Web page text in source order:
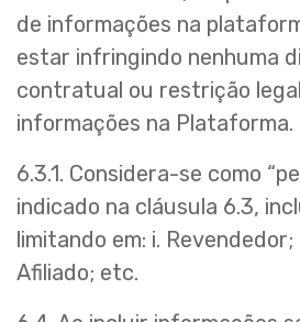
de informações na
estar infringindo nenhuma
contratual ou restrição
informações na Plataforma.
6.3.1. Considera-se como
indicado na cláusula 6.3,
limitando em: i.
Afiliado; etc.